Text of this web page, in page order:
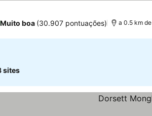
Muito boa (30.907 pontuações) a 0.5 km
sites